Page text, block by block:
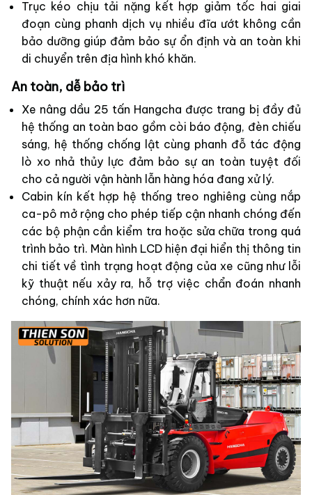
Trục kéo chịu tải nặng kết hợp giảm tốc hai giai
đoạn cùng phanh dịch vụ nhiều đĩa ướt không cần
bảo dưỡng giúp đảm bảo sự ổn định và an toàn khi
di chuyển trên địa hình khó khăn.
An toàn, dễ bảo trì
Xe nâng dầu 25 tấn Hangcha được trang bị đầy đủ
hệ thống an toàn bao gồm còi báo động, đèn chiếu
sáng, hệ thống chống lật cùng phanh đỗ tác động
lò xo nhả thủy lực đảm bảo sự an toàn tuyệt đối
cho cả người vận hành lẫn hàng hóa đang xử lý.
Cabin kín kết hợp hệ thống treo nghiêng cùng nắp
ca-pô mở rộng cho phép tiếp cận nhanh chóng đến
các bộ phận cần kiểm tra hoặc sửa chữa trong quá
trình bảo trì. Màn hình LCD hiện đại hiển thị thông tin
chi tiết về tình trạng hoạt động của xe cũng như lỗi
kỹ thuật nếu xảy ra, hỗ trợ việc chẩn đoán nhanh
chóng, chính xác hơn nữa.